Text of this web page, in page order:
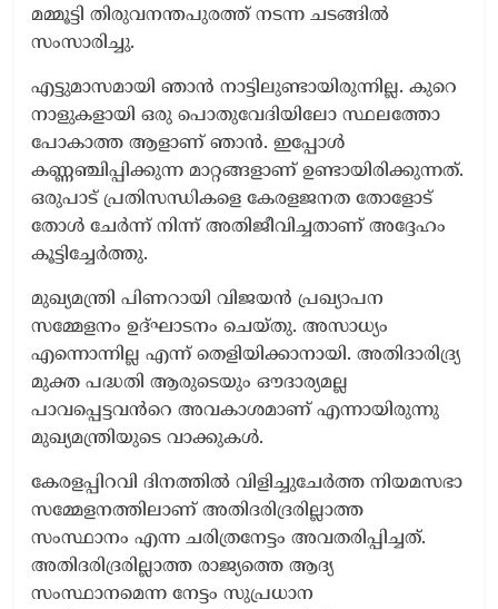
മമ്മൂട്ടി തിരുവനന്തപുരത്ത് നടന്ന ചടങ്ങിൽ
സംസാരിച്ചു.
എട്ടുമാസമായി ഞാൻ നാട്ടിലുണ്ടായിരുന്നില്ല. കുറെ
നാളുകളായി ഒരു പൊതുവേദിയിലോ സ്ഥലത്തോ
പോകാത്ത ആളാണ് ഞാൻ. ഇപ്പോൾ
കണ്ണഞ്ചിപ്പിക്കുന്ന മാറ്റങ്ങളാണ് ഉണ്ടായിരിക്കുന്നത്.
ഒരുപാട് പ്രതിസന്ധികളെ കേരളജനത തോളോട്
തോൾ ചേർന്ന് നിന്ന് അതിജീവിച്ചതാണ് അദ്ദേഹം
കൂട്ടിച്ചേർത്തു.
മുഖ്യമന്ത്രി പിണറായി വിജയൻ പ്രഖ്യാപന
സമ്മേളനം ഉദ്ഘാടനം ചെയ്തു. അസാധ്യം
എന്നൊന്നില്ല എന്ന് തെളിയിക്കാനായി. അതിദാരിദ്ര്യ
മുക്ത പദ്ധതി ആരുടെയും ഔദാര്യമല്ല
പാവപ്പെട്ടവൻറെ അവകാശമാണ് എന്നായിരുന്നു
മുഖ്യമന്ത്രിയുടെ വാക്കുകൾ.
കേരളപ്പിറവി ദിനത്തിൽ വിളിച്ചുചേർത്ത നിയമസഭാ
സമ്മേളനത്തിലാണ് അതിദരിദ്രരില്ലാത്ത
സംസ്ഥാനം എന്ന ചരിത്രനേട്ടം അവതരിപ്പിച്ചത്.
അതിദരിദ്രരില്ലാത്ത രാജ്യത്തെ ആദ്യ
സംസ്ഥാനമെന്ന നേട്ടം സുപ്രധാന